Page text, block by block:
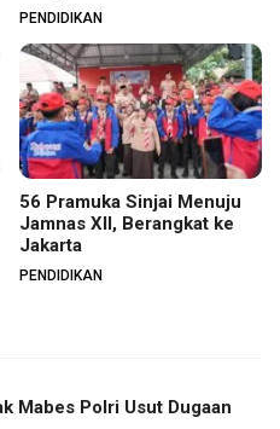
PENDIDIKAN
56 Pramuka Sinjai Menuju
Jamnas XII, Berangkat ke
Jakarta
PENDIDIKAN
Mabes Polri Usut Dugaan